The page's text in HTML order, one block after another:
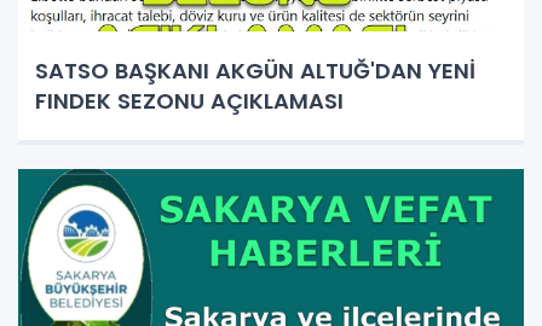
SATSO BAŞKANI AKGÜN ALTUĞ'DAN YENİ
FINDEK SEZONU AÇIKLAMASI